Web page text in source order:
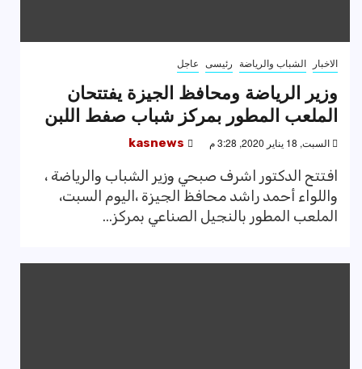
الاخبار الشباب والرياضة رئيسى عاجل
وزير الرياضة ومحافظ الجيزة يفتتحان
الملعب المطور بمركز شباب صفط اللبن
السبت, 18 يناير 2020, 3:28 م kasnews
افتتح الدكتور اشرف صبحي وزير الشباب والرياضة ،
واللواء أحمد راشد محافظ الجيزة ،اليوم السبت،
الملعب المطور بالنجيل الصناعي بمركز...